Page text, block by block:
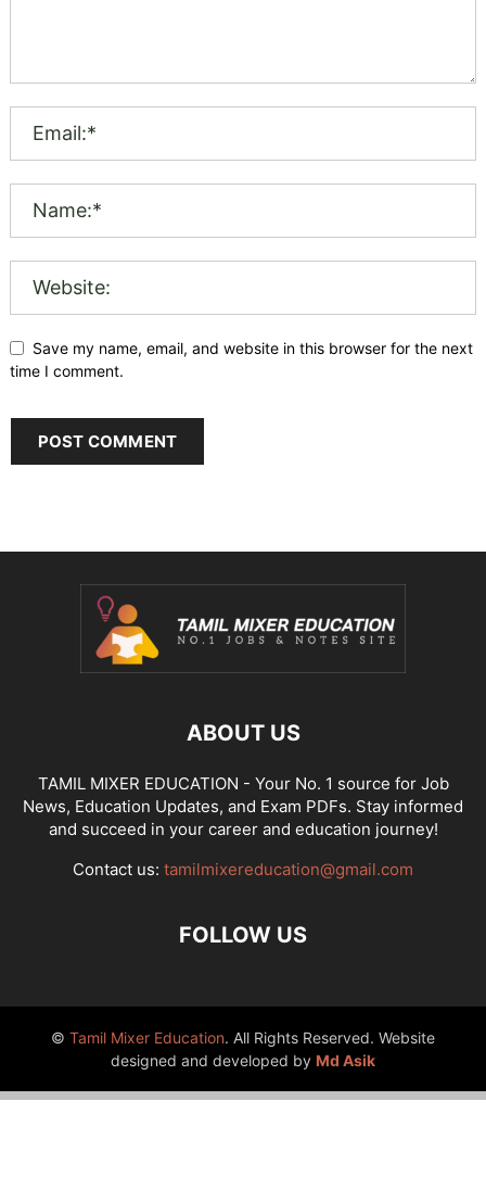
Save my name, email, and website in this browser for the next
time I comment.
ABOUT US
TAMIL MIXER EDUCATION - Your No. 1 source for Job
News, Education Updates, and Exam PDFs. Stay informed
and succeed in your career and education journey!
Contact us: tamilmixereducation@gmail.com
FOLLOW US
© Tamil Mixer Education. All Rights Reserved. Website
designed and developed by Md Asik